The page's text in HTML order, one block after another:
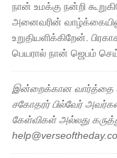
நான் உமக்கு நன்றி
அனைவரின்
உறுதியளிக்கிறேன்.
பெயரால் நான் ஜெபம்
இன்றைக்கான வார்த்தை
சகோதரர் பில்வேர்
கேள்விகள் அல்லது